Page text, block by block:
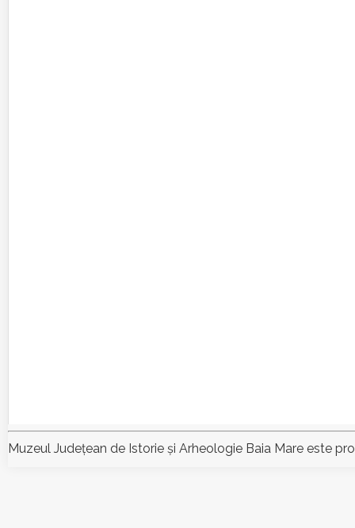
Muzeul Judeţean de Istorie şi Arheologie Baia Mare este